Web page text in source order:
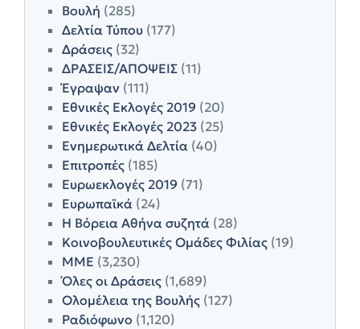
Βουλή (285)
Δελτία Τύπου (177)
Δράσεις (32)
ΔΡΑΣΕΙΣ/ΑΠΟΨΕΙΣ (11)
Έγραψαν (111)
Εθνικές Εκλογές 2019 (20)
Εθνικές Εκλογές 2023 (25)
Ενημερωτικά Δελτία (40)
Επιτροπές (185)
Ευρωεκλογές 2019 (71)
Ευρωπαϊκά (24)
Η Βόρεια Αθήνα συζητά (28)
Κοινοβουλευτικές Ομάδες Φιλίας (19)
ΜΜΕ (3,230)
Όλες οι Δράσεις (1,689)
Ολομέλεια της Βουλής (127)
Ραδιόφωνο (1,120)